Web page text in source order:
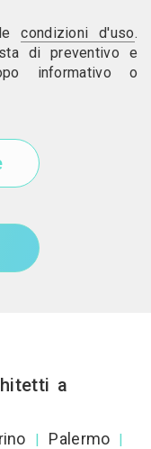
condizioni d'uso.
di preventivo e
informativo o
a
| Palermo |